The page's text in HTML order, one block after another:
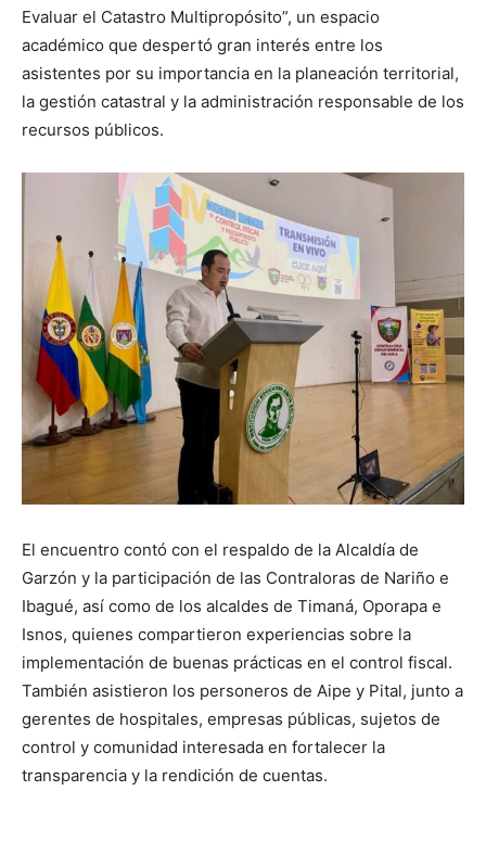
Evaluar el Catastro Multipropósito”, un espacio
académico que despertó gran interés entre los
asistentes por su importancia en la planeación territorial,
la gestión catastral y la administración responsable de los
recursos públicos.
El encuentro contó con el respaldo de la Alcaldía de
Garzón y la participación de las Contraloras de Nariño e
Ibagué, así como de los alcaldes de Timaná, Oporapa e
Isnos, quienes compartieron experiencias sobre la
implementación de buenas prácticas en el control fiscal.
También asistieron los personeros de Aipe y Pital, junto a
gerentes de hospitales, empresas públicas, sujetos de
control y comunidad interesada en fortalecer la
transparencia y la rendición de cuentas.